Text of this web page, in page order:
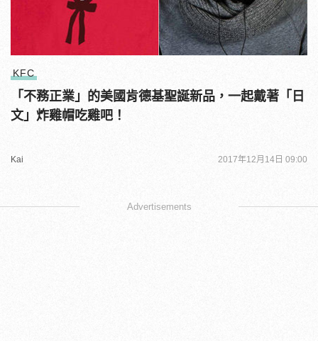
KFC
「不務正業」的美國肯德基聖誕新品，一起戴著「日
文」炸雞帽吃雞吧！
Kai 2017年12月14日 09:00
Advertisements